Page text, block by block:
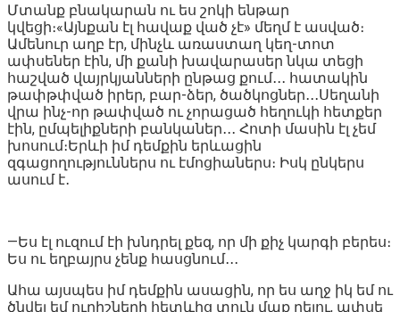
Մտանք բնակարան ու ես շոկի ենթար
կվեցի։«Այնքան էլ հավաք ված չէ» մեղմ է ասված։
Ամենուր աղբ էր, մինչև առաստաղ կեղ-տոտ
ափսեներ էին, մի քանի խավարասեր նկա տեցի
հաշված վայրկյանների ընթաց քում․․․ հատակին
թափթփված իրեր, բար-ձեր, ծածկոցներ․․․Սեղանի
վրա ինչ-որ թափված ու չորացած հեղուկի հետքեր
էին, ըմպելիքների բանկաներ․․․ Հոտի մասին էլ չեմ
խոսում։Երևի իմ դեմքին երևացին
զգացողություններս ու էմոցիաներս։ Իսկ ընկերս
ասում է․
—Ես էլ ուզում էի խնդրել քեզ, որ մի քիչ կարգի բերես։
Ես ու եղբայրս չենք հասցնում․․․
Ահա այսպես իմ դեմքին ասացին, որ ես աղջ իկ եմ ու
ծնվել եմ ուրիշների հետևից տուն մաք րելու, ափսե